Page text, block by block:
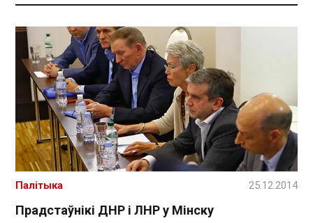
Прадстаўнікі ДНР і ЛНР у Мінску
Палітыка 25.12.2014